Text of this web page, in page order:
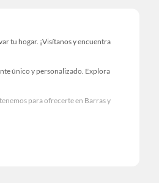
tu hogar. ¡Visítanos y encuentra
único y personalizado. Explora
para ofrecerte en Barras y
para ofrecerte!